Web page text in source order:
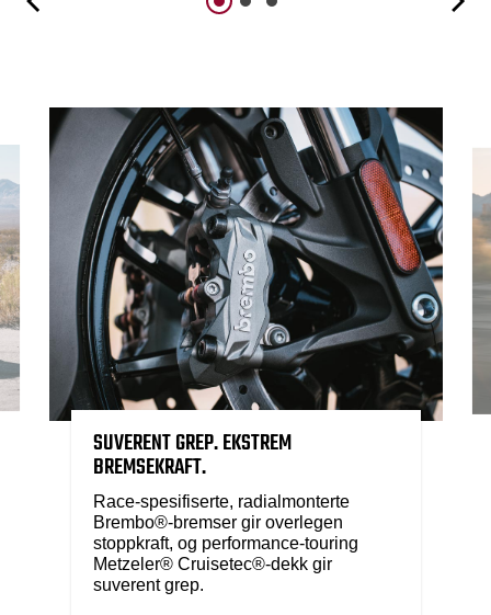
SUVERENT GREP. EKSTREM
BREMSEKRAFT.
Race-spesifiserte, radialmonterte
Brembo®-bremser gir overlegen
stoppkraft, og performance-touring
Metzeler® Cruisetec®-dekk gir
suverent grep.